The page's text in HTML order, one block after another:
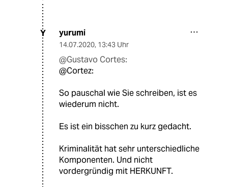
Y yurumi
14.07.2020, 13:43 Uhr
@Gustavo Cortes:
@Cortez:
So pauschal wie Sie schreiben, ist es
wiederum nicht.
Es ist ein bisschen zu kurz gedacht.
Kriminalität hat sehr unterschiedliche
Komponenten. Und nicht
vordergründig mit HERKUNFT.